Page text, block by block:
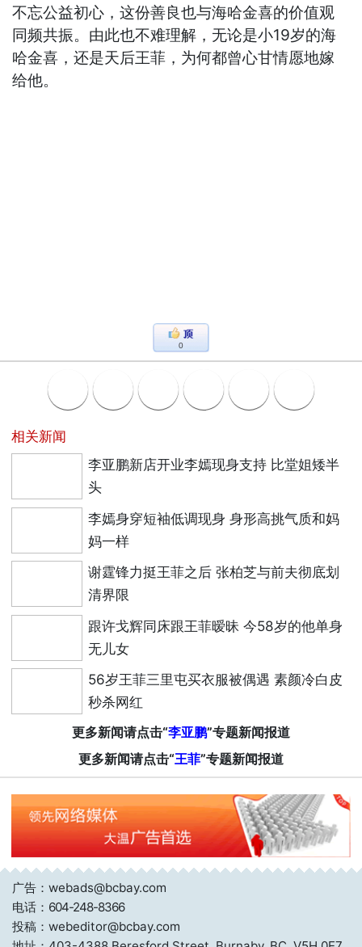
不忘公益初心，这份善良也与海哈金喜的价值观
同频共振。由此也不难理解，无论是小19岁的海
哈金喜，还是天后王菲，为何都曾心甘情愿地嫁
给他。
0
相关新闻
李亚鹏新店开业李嫣现身支持 比堂姐矮半
头
李嫣身穿短袖低调现身 身形高挑气质和妈
妈一样
谢霆锋力挺王菲之后 张柏芝与前夫彻底划
清界限
跟许戈辉同床跟王菲暧昧 今58岁的他单身
无儿女
56岁王菲三里屯买衣服被偶遇 素颜冷白皮
秒杀网红
更多新闻请点击“李亚鹏”专题新闻报道
更多新闻请点击“王菲”专题新闻报道
广告：webads@bcbay.com
电话： 604-248-8366
投稿：webeditor@bcbay.com